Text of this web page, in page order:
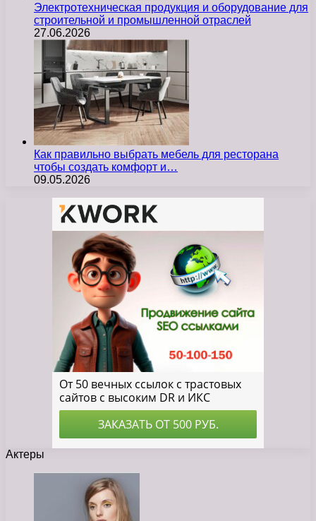
Электротехническая продукция и оборудование для
строительной и промышленной отраслей
27.06.2026
Как правильно выбрать мебель для ресторана
чтобы создать комфорт и…
09.05.2026
Актеры